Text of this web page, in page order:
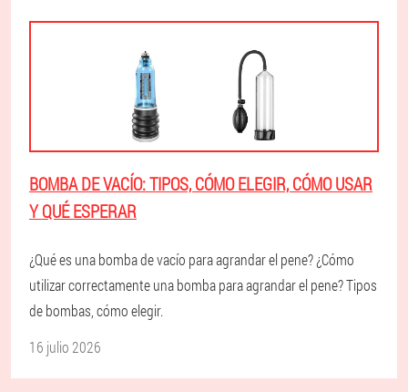
BOMBA DE VACÍO: TIPOS, CÓMO ELEGIR, CÓMO USAR
Y QUÉ ESPERAR
¿Qué es una bomba de vacío para agrandar el pene? ¿Cómo
utilizar correctamente una bomba para agrandar el pene? Tipos
de bombas, cómo elegir.
16 julio 2026